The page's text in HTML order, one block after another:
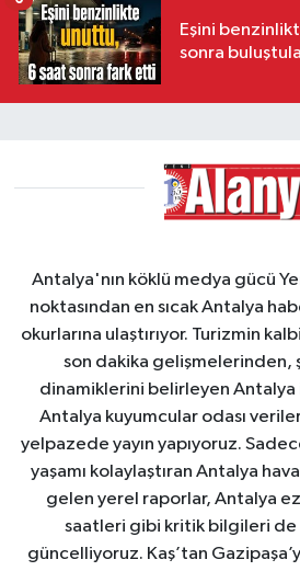
Eşini
sonra
Antalya'nın köklü medya gücü
noktasından en sıcak Antalya
okurlarına ulaştırıyor. Turizmin
son dakika gelişmelerinden,
dinamiklerini belirleyen Antalya
Antalya kuyumcular odası
yelpazede yayın yapıyoruz.
yaşamı kolaylaştıran Antalya
gelen yerel raporlar, Antalya
saatleri gibi kritik bilgileri de
güncelliyoruz. Kaş’tan